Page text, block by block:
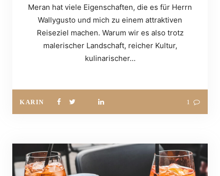
Meran hat viele Eigenschaften, die es für Herrn
Wallygusto und mich zu einem attraktiven
Reiseziel machen. Warum wir es also trotz
malerischer Landschaft, reicher Kultur,
kulinarischer…
KARIN 1